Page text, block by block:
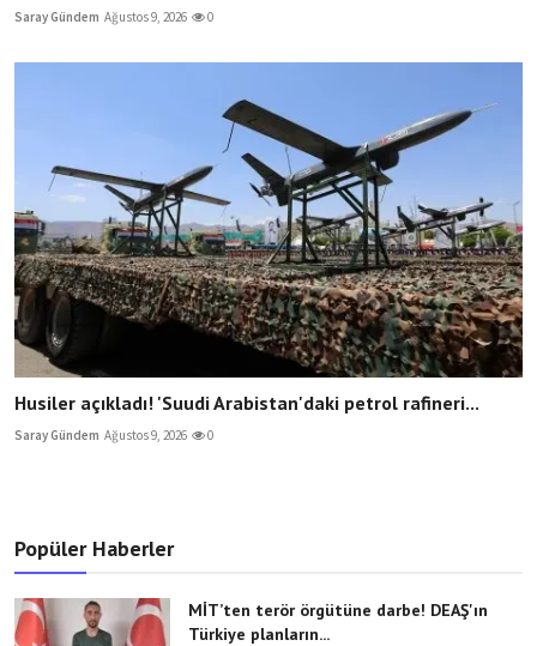
Saray Gündem Ağustos 9, 2026 0
Husiler açıkladı! 'Suudi Arabistan'daki petrol rafineri...
Saray Gündem Ağustos 9, 2026 0
Popüler Haberler
MİT’ten terör örgütüne darbe! DEAŞ'ın
Türkiye planların...